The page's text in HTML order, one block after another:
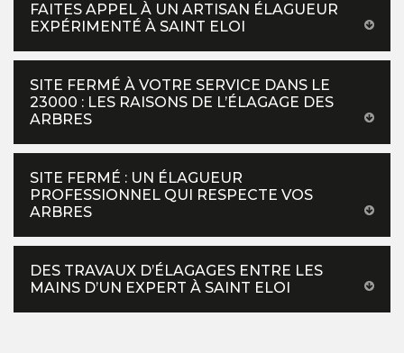
FAITES APPEL À UN ARTISAN ÉLAGUEUR
EXPÉRIMENTÉ À SAINT ELOI
SITE FERMÉ À VOTRE SERVICE DANS LE
23000 : LES RAISONS DE L’ÉLAGAGE DES
ARBRES
SITE FERMÉ : UN ÉLAGUEUR
PROFESSIONNEL QUI RESPECTE VOS
ARBRES
DES TRAVAUX D’ÉLAGAGES ENTRE LES
MAINS D’UN EXPERT À SAINT ELOI